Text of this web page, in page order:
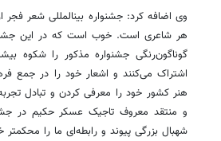
وی اضافه کرد: جشنواره بینالمللی شعر
هر شاعری است. خوب است که در این
گوناگون‌رنگی جشنواره‌ مذکور را شکوه
اشتراک می‌کنند و اشعار خود را در جمع
هنر کشور خود را معرفی کردن و تبادل
و منتقد معروف تاجیک عسکر حکیم در
شهبال بزرگی پیوند و رابطه‌ای ما را محکمتر